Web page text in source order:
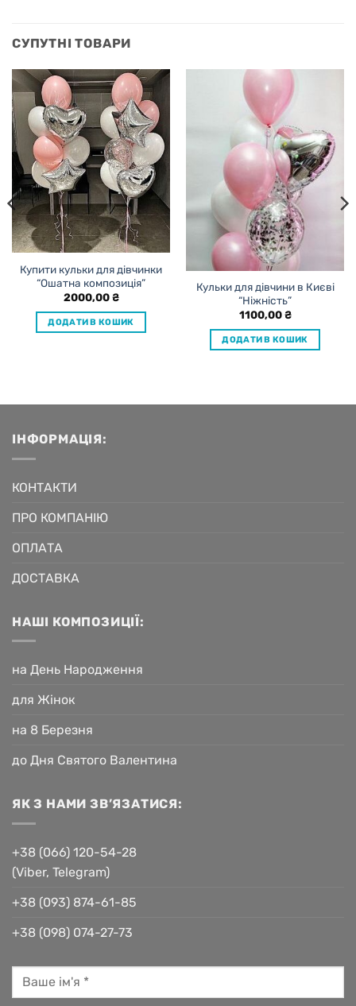
СУПУТНІ ТОВАРИ
Купити кульки для дівчинки
“Ошатна композиція”
2000,00₴
ДОДАТИ В КОШИК
Кульки для дівчини в Києві
“Ніжність”
1100,00₴
ДОДАТИ В КОШИК
ІНФОРМАЦІЯ:
КОНТАКТИ
ПРО КОМПАНІЮ
ОПЛАТА
ДОСТАВКА
НАШІ КОМПОЗИЦІЇ:
на День Народження
для Жінок
на 8 Березня
до Дня Святого Валентина
ЯК З НАМИ ЗВ’ЯЗАТИСЯ:
+38 (066) 120-54-28
(Viber, Telegram)
+38 (093) 874-61-85
+38 (098) 074-27-73